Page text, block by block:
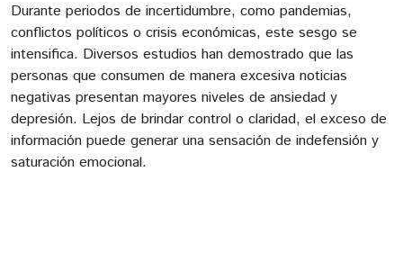
Durante periodos de incertidumbre, como pandemias,
conflictos políticos o crisis económicas, este sesgo se
intensifica. Diversos estudios han demostrado que las
personas que consumen de manera excesiva noticias
negativas presentan mayores niveles de ansiedad y
depresión. Lejos de brindar control o claridad, el exceso de
información puede generar una sensación de indefensión y
saturación emocional.